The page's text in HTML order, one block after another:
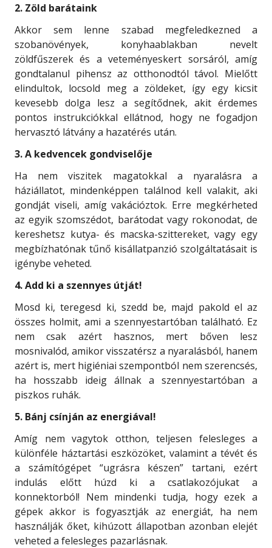
2. Zöld barátaink
Akkor sem lenne szabad megfeledkezned a
szobanövények, konyhaablakban nevelt
zöldfűszerek és a veteményeskert sorsáról, amíg
gondtalanul pihensz az otthonodtól távol. Mielőtt
elindultok, locsold meg a zöldeket, így egy kicsit
kevesebb dolga lesz a segítődnek, akit érdemes
pontos instrukciókkal ellátnod, hogy ne fogadjon
hervasztó látvány a hazatérés után.
3. A kedvencek gondviselője
Ha nem viszitek magatokkal a nyaralásra a
háziállatot, mindenképpen találnod kell valakit, aki
gondját viseli, amíg vakációztok. Erre megkérheted
az egyik szomszédot, barátodat vagy rokonodat, de
kereshetsz kutya- és macska-szittereket, vagy egy
megbízhatónak tűnő kisállatpanzió szolgáltatásait is
igénybe veheted.
4. Add ki a szennyes útját!
Mosd ki, teregesd ki, szedd be, majd pakold el az
összes holmit, ami a szennyestartóban található. Ez
nem csak azért hasznos, mert bőven lesz
mosnivalód, amikor visszatérsz a nyaralásból, hanem
azért is, mert higiéniai szempontból nem szerencsés,
ha hosszabb ideig állnak a szennyestartóban a
piszkos ruhák.
5. Bánj csínján az energiával!
Amíg nem vagytok otthon, teljesen felesleges a
különféle háztartási eszközöket, valamint a tévét és
a számítógépet “ugrásra készen” tartani, ezért
indulás előtt húzd ki a csatlakozójukat a
konnektorból! Nem mindenki tudja, hogy ezek a
gépek akkor is fogyasztják az energiát, ha nem
használják őket, kihúzott állapotban azonban elejét
veheted a felesleges pazarlásnak.